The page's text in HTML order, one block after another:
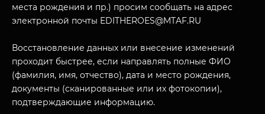
МУЗЕЙНЫЙ КОМПЛЕКС
места рождения и пр.) просим сообщать на адрес
электронной почты EDITHEROES@MTAF.RU
Восстановление данных или внесение изменений
проходит быстрее, если направлять полные ФИО
(фамилия, имя, отчество), дата и место рождения,
документы (сканированные или их фотокопии),
подтверждающие информацию.